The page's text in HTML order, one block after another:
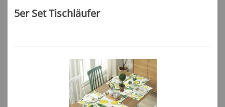
5er Set Tischläufer